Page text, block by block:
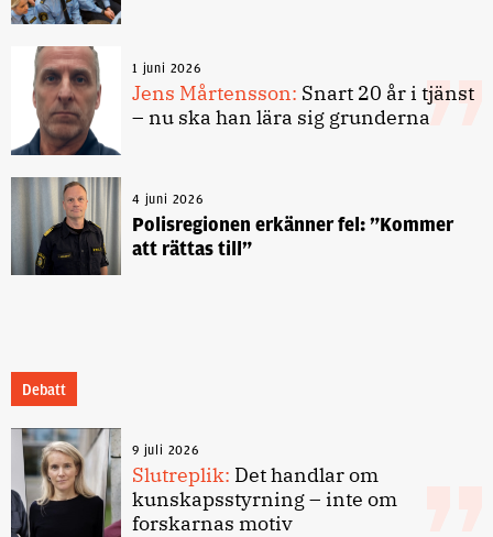
1 juni 2026
Jens Mårtensson: Snart 20 år i tjänst
– nu ska han lära sig grunderna
4 juni 2026
Polisregionen erkänner fel: ”Kommer
att rättas till”
Debatt
9 juli 2026
Slutreplik: Det handlar om
kunskapsstyrning – inte om
forskarnas motiv